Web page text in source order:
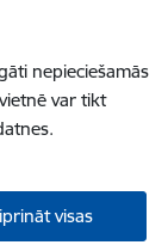
nepieciešamās
var tikt
visas